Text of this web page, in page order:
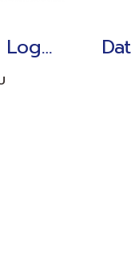
Portable Data Logger TDS-150 Interface: USB/RS-232C LAN (option)